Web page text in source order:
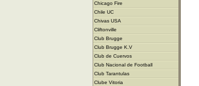
Chicago Fire
Chile UC
Chivas USA
Cliftonville
Club Brugge
Club Brugge K.V
Club de Cuervos
Club Nacional de Football
Club Tarantulas
Clube Vitoria